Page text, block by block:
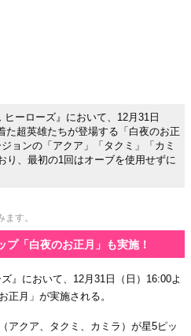
ーローズ』において、12月31日
た超英雄たちが登場する「白夜のお正
ョンの「アクア」「タクミ」「カミ
り、最初の1回はオーブを使用せずに
す。
プ「白夜のお正月」も実施！
』において、12月31日（日）16:00よ
正月」が実施される。
アクア、タクミ、カミラ）が星5ピッ